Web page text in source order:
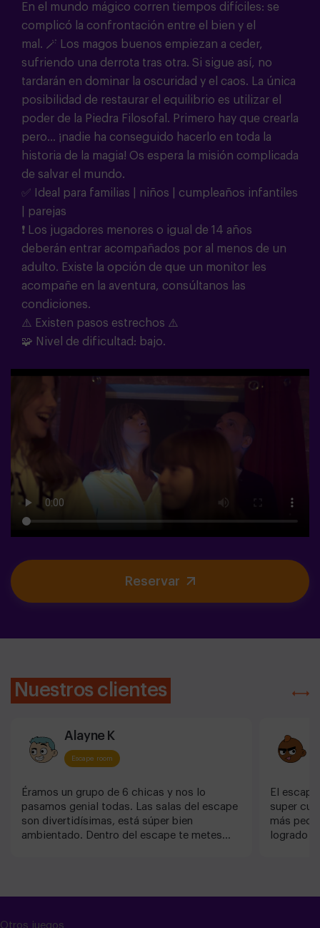
En el mundo mágico corren tiempos difíciles: se
complicó la confrontación entre el bien y el
mal. 🪄
Los magos buenos empiezan a ceder,
sufriendo una derrota tras otra. Si sigue así, no
tardarán en dominar la oscuridad y el caos. La única
posibilidad de restaurar el equilibrio es utilizar el
poder de la Piedra Filosofal. Primero hay que crearla
pero... ¡nadie ha conseguido hacerlo en toda la
historia de la magia! Os espera la misión complicada
de salvar el mundo.
✅ Ideal para familias | niños | cumpleaños infantiles
| parejas
❗ Los jugadores menores o igual de 14 años
deberán entrar acompañados por al menos de un
adulto. Existe la opción de que un monitor les
acompañe en la aventura, consúltanos las
condiciones.
⚠️ Existen pasos estrechos ⚠️
🧩 Nivel de dificultad: bajo.
Reservar
Nuestros clientes
Alayne K
Escape room
Éramos un grupo de 6 chicas y nos lo
pasamos genial todas. Las salas del escape
son divertidísimas, está súper bien
ambientado. Dentro del escape te metes
de darle una sorpresa y sacarle una
El
super
más
logrado
Otros juegos